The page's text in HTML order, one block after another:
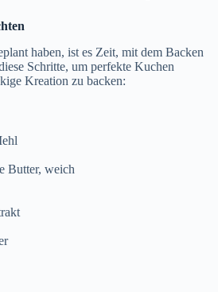
haben, ist es Zeit, mit dem Backen
Schritte, um perfekte Kuchen
Kreation zu backen:
Butter, weich